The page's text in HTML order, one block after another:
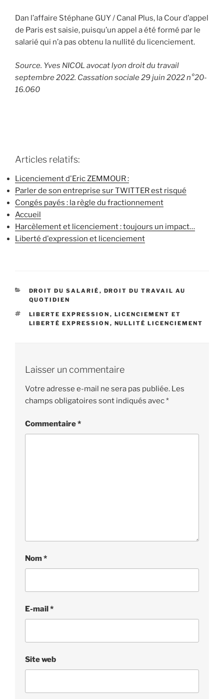
Dan l’affaire Stéphane GUY / Canal Plus, la Cour d’appel
de Paris est saisie, puisqu’un appel a été formé par le
salarié qui n’a pas obtenu la nullité du licenciement.
Source. Yves NICOL avocat lyon droit du travail
septembre 2022. Cassation sociale 29 juin 2022 n°20-
16.060
Articles relatifs:
Licenciement d'Eric ZEMMOUR :
Parler de son entreprise sur TWITTER est risqué
Congés payés : la règle du fractionnement
Accueil
Harcèlement et licenciement : toujours un impact…
Liberté d'expression et licenciement
CATÉGORIES
DROIT DU SALARIÉ , DROIT DU TRAVAIL AU
QUOTIDIEN
ÉTIQUETTES
LIBERTE EXPRESSION , LICENCIEMENT ET
LIBERTÉ EXPRESSION , NULLITÉ LICENCIEMENT
Laisser un commentaire
Votre adresse e-mail ne sera pas publiée. Les
champs obligatoires sont indiqués avec*
Commentaire*
Nom*
E-mail*
Site web